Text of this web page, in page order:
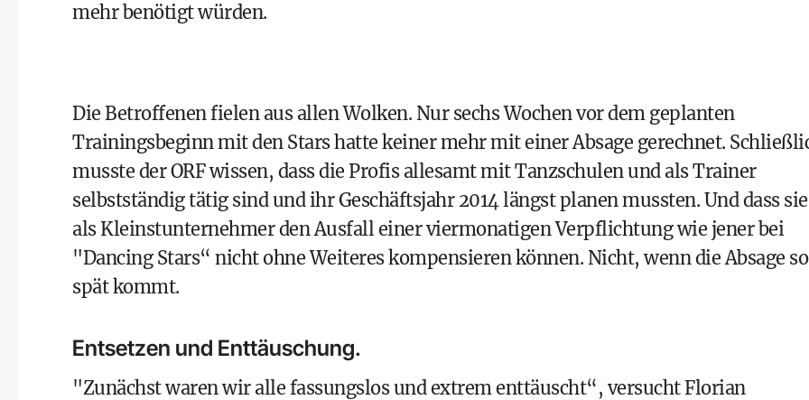
mehr benötigt würden.
Die Betroffenen fielen aus allen Wolken. Nur sechs Wochen vor dem geplanten
Trainingsbeginn mit den Stars hatte keiner mehr mit einer Absage gerechnet.
musste der ORF wissen, dass die Profis allesamt mit Tanzschulen und als Trainer
selbstständig tätig sind und ihr Geschäftsjahr 2014 längst planen mussten. Und dass sie
als Kleinstunternehmer den Ausfall einer viermonatigen Verpflichtung wie jener bei
"Dancing Stars“ nicht ohne Weiteres kompensieren können. Nicht, wenn die Absage so
spät kommt.
Entsetzen und Enttäuschung.
"Zunächst waren wir alle fassungslos und extrem enttäuscht“, versucht Florian